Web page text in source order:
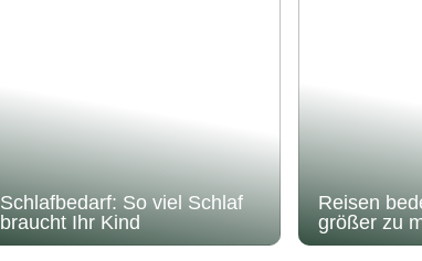
Schlafbedarf: So viel Schlaf
braucht Ihr Kind
Reisen
größer zu